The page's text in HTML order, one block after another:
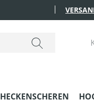
HECKENSCHEREN